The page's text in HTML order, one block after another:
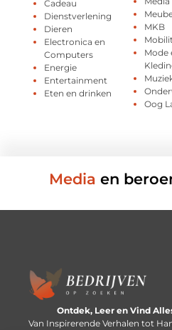
Cadeau
Dienstverlening
Dieren
Electronica en
Computers
Energie
Entertainment
Eten en drinken
MKB
Mode
Oog
Media en
Ontdek, Leer en Vind
Van Inspirerende Verhalen tot